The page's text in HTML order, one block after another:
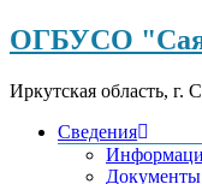
ОГБУСО
Иркутская область, г.
Сведения
Документы